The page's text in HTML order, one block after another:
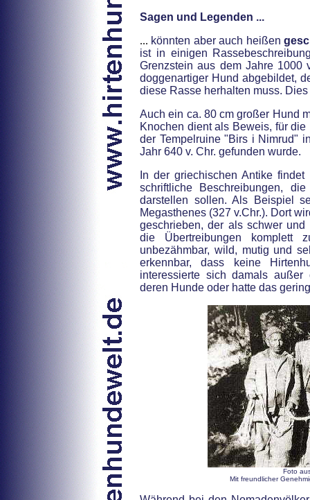
Sagen und Legenden ...
... könnten aber auch heißen
ist in einigen
Grenzstein aus dem Jahre 1000
doggenartiger Hund abgebildet,
diese Rasse herhalten muss.
Auch ein ca. 80 cm großer Hund
Knochen dient als Beweis, für
der Tempelruine "Birs i Nimrud"
Jahr 640 v. Chr. gefunden wurde.
In der griechischen Antike
schriftliche Beschreibungen,
darstellen sollen. Als Beispiel
Megasthenes (327 v.Chr.). Dort
geschrieben, der als schwer
die Übertreibungen komplett
unbezähmbar, wild, mutig und
erkennbar, dass keine
interessierte sich damals
deren Hunde oder hatte das
Foto
Mit freundlicher